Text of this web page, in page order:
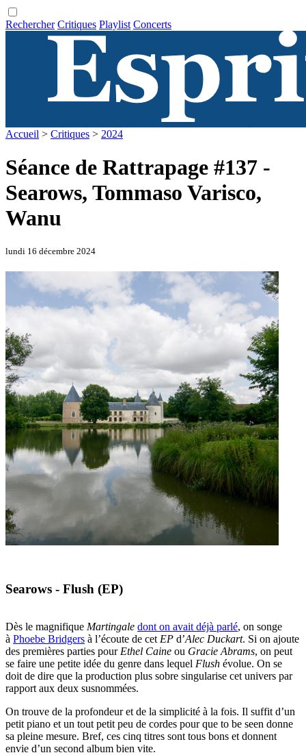
Rechercher Critiques Playlist Concerts
Accueil > Critiques > 2024
Séance de Rattrapage #137 -
Searows, Tommaso Varisco,
Wanu
lundi 16 décembre 2024
Searows - Flush (EP)
Dès le magnifique Martingale dont on avait déjà parlé, on songe
à Phoebe Bridgers à l’écoute de cet EP d’Alec Duckart. Si on ajoute
des premières parties pour Ethel Caine ou Gracie Abrams, on peut
se faire une petite idée du genre dans lequel Flush évolue. On se
doit de dire que la production plus sobre singularise cet univers par
rapport aux deux susnommées.
On trouve de la profondeur et de la simplicité à la fois. Il suffit d’un
petit piano et un tout petit peu de cordes pour que to be seen donne
sa pleine mesure. Bref, ces cinq titres sont tous bons et donnent
envie d’un second album bien vite.